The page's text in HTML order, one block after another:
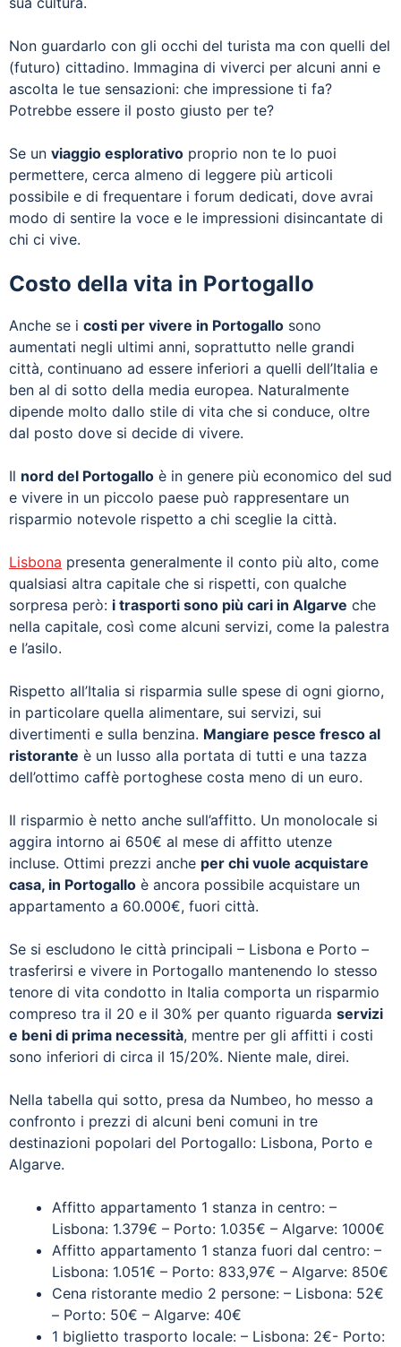
Non guardarlo con gli occhi del turista ma con quelli del
(futuro) cittadino. Immagina di viverci per alcuni anni e
ascolta le tue sensazioni: che impressione ti fa?
Potrebbe essere il posto giusto per te?
Se un viaggio esplorativo proprio non te lo puoi
permettere, cerca almeno di leggere più articoli
possibile e di frequentare i forum dedicati, dove avrai
modo di sentire la voce e le impressioni disincantate di
chi ci vive.
Costo della vita in Portogallo
Anche se i costi per vivere in Portogallo sono
aumentati negli ultimi anni, soprattutto nelle grandi
città, continuano ad essere inferiori a quelli dell’Italia e
ben al di sotto della media europea. Naturalmente
dipende molto dallo stile di vita che si conduce, oltre
dal posto dove si decide di vivere.
Il nord del Portogallo è in genere più economico del sud
e vivere in un piccolo paese può rappresentare un
risparmio notevole rispetto a chi sceglie la città.
Lisbona presenta generalmente il conto più alto, come
qualsiasi altra capitale che si rispetti, con qualche
sorpresa però: i trasporti sono più cari in Algarve che
nella capitale, così come alcuni servizi, come la palestra
e l’asilo.
Rispetto all’Italia si risparmia sulle spese di ogni giorno,
in particolare quella alimentare, sui servizi, sui
divertimenti e sulla benzina. Mangiare pesce fresco al
ristorante è un lusso alla portata di tutti e una tazza
dell’ottimo caffè portoghese costa meno di un euro.
Il risparmio è netto anche sull’affitto. Un monolocale si
aggira intorno ai 650€ al mese di affitto utenze
incluse. Ottimi prezzi anche per chi vuole acquistare
casa, in Portogallo è ancora possibile acquistare un
appartamento a 60.000€, fuori città.
Se si escludono le città principali – Lisbona e Porto –
trasferirsi e vivere in Portogallo mantenendo lo stesso
tenore di vita condotto in Italia comporta un risparmio
compreso tra il 20 e il 30% per quanto riguarda servizi
e beni di prima necessità, mentre per gli affitti i costi
sono inferiori di circa il 15/20%. Niente male, direi.
Nella tabella qui sotto, presa da Numbeo, ho messo a
confronto i prezzi di alcuni beni comuni in tre
destinazioni popolari del Portogallo: Lisbona, Porto e
Algarve.
Affitto appartamento 1 stanza in centro: –
Lisbona: 1.379€ – Porto: 1.035€ – Algarve: 1000€
Affitto appartamento 1 stanza fuori dal centro: –
Lisbona: 1.051€ – Porto: 833,97€ – Algarve: 850€
Cena ristorante medio 2 persone: – Lisbona: 52€
– Porto: 50€ – Algarve: 40€
1 biglietto trasporto locale: – Lisbona: 2€- Porto: